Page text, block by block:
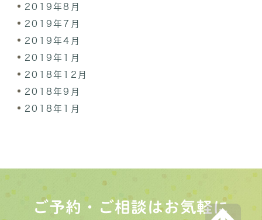
2019年8月
2019年7月
2019年4月
2019年1月
2018年12月
2018年9月
2018年1月
ご予約・ご相談はお気軽に